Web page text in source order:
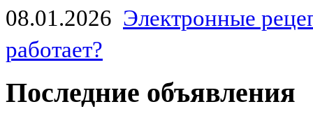
08.01.2026 Электронные
работает?
Последние объявления